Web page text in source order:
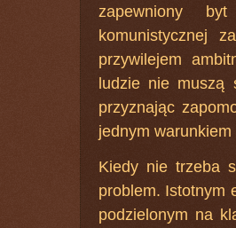
zapewniony
komunistycznej
przywilejem
ludzie nie muszą
przyznając
jednym warunkiem
Kiedy nie trzeba
problem. Istotnym
podzielonym na